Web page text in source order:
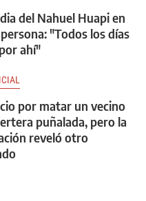
del Nahuel Huapi en
"Todos los días
ahí"
por matar un vecino
puñalada, pero la
reveló otro